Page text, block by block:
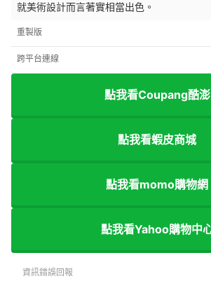
就美術設計而言著實相當出色。
重製版
跨平台連線
點我看Coupang酷澎
點我看蝦皮商城
點我看momo購物網
點我看Yahoo購物中
資訊錯誤回報